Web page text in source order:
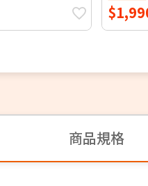
商品規格